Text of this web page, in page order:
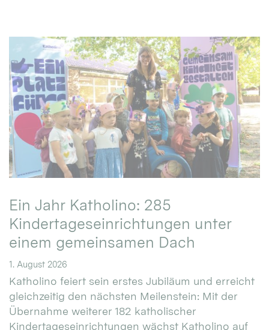
Ein Jahr Katholino: 285
Kindertageseinrichtungen unter
einem gemeinsamen Dach
1. August 2026
Katholino feiert sein erstes Jubiläum und erreicht
gleichzeitig den nächsten Meilenstein: Mit der
Übernahme weiterer 182 katholischer
Kindertageseinrichtungen wächst Katholino auf